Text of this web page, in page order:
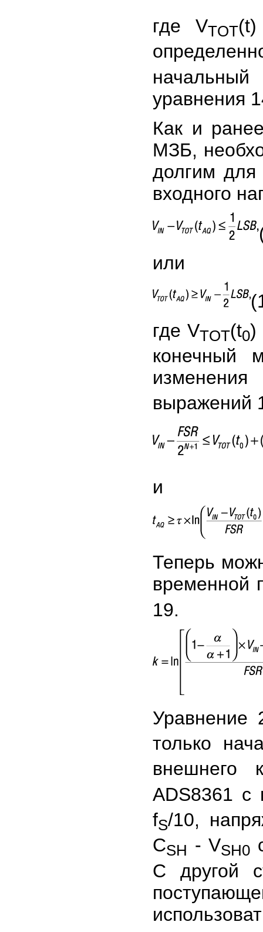
где VTOT
уравнения
Как и
МЗБ,
долгим для
входного
или
где VTOT(t0)
конечный
выражений
и
Теперь
временной
19.
Уравнение
только
внешнего
ADS8361 с
fS/10,
CSH - VSH0
С другой